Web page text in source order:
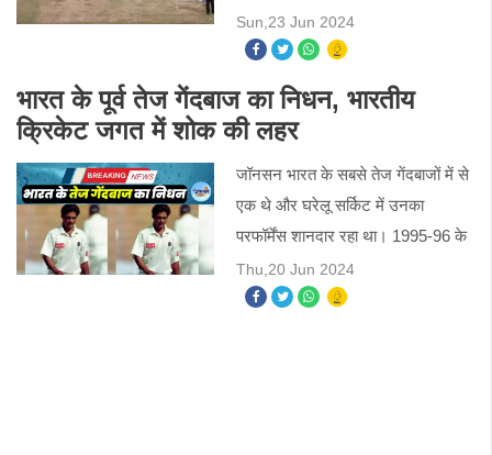
अफगानिस्तान की जीत के हीरो गुलबदीन
नायब रहे, जिन्होंने चार विकेट लेकर
ऑस्ट्रेलिया की कमर तोड़ दी।
Sun,23 Jun 2024
भारत के पूर्व तेज गेंदबाज का निधन, भारतीय
क्रिकेट जगत में शोक की लहर
जॉनसन भारत के सबसे तेज गेंदबाजों में से
एक थे और घरेलू सर्किट में उनका
परफॉर्मेंस शानदार रहा था। 1995-96 के
रणजी ट्रॉफी सीजन के दौरान केरल के
खिलाफ 152 रन देकर 10 विकेट लेकर
Thu,20 Jun 2024